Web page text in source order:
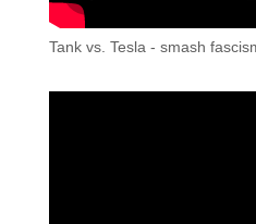
Tank vs. Tesla - smash